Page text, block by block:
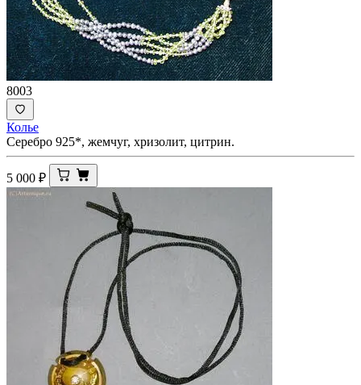
8003
Колье
Серебро 925*, жемчуг, хризолит, цитрин.
5 000 ₽